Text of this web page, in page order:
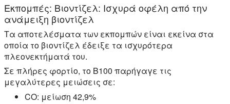
Εκπομπές: Βιοντίζελ: Ισχυρά οφέλη από την
ανάμειξη βιοντίζελ
Τα αποτελέσματα των εκπομπών είναι εκείνα στα
οποία το βιοντίζελ έδειξε τα ισχυρότερα
πλεονεκτήματά του.
Σε πλήρες φορτίο, το B100 παρήγαγε τις
μεγαλύτερες μειώσεις σε:
CO: μείωση 42,9%